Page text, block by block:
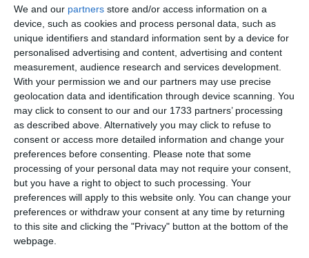
We and our partners store and/or access information on a
device, such as cookies and process personal data, such as
unique identifiers and standard information sent by a device for
personalised advertising and content, advertising and content
measurement, audience research and services development.
With your permission we and our partners may use precise
geolocation data and identification through device scanning. You
may click to consent to our and our 1733 partners’ processing
as described above. Alternatively you may click to refuse to
consent or access more detailed information and change your
preferences before consenting. Please note that some
processing of your personal data may not require your consent,
but you have a right to object to such processing. Your
preferences will apply to this website only. You can change your
preferences or withdraw your consent at any time by returning
to this site and clicking the "Privacy" button at the bottom of the
webpage.
corespunzătoare. 3. Dacăoracolulnu primește propunerea
(căci în templuexistă unoracol), ei ridicăprețulși dacă se
mai împotrivește, îl fac să fie și mai mare. Cândoracolul
primește, știu căprețul propus ajunge. 4. Victima se oprește
de la sine și nu mai fuge. Astfel au fost închinațieroului
mulțibani, ca preț al victimelor.”